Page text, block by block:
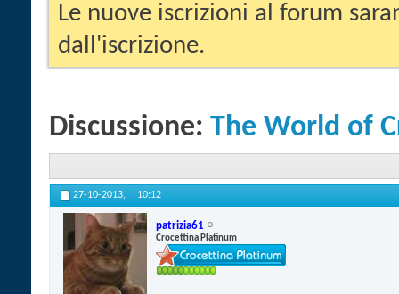
Le nuove iscrizioni al forum
dall'iscrizione.
Discussione: The World of
27-10-2013, 10:12
patrizia61
Crocettina Platinum